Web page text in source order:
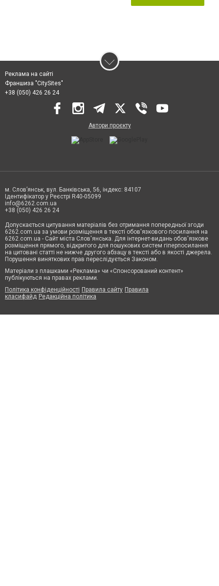
Реклама на сайті
Франшиза "CitySites"
+38 (050) 426 26 24
Автори проєкту
м. Слов’янськ, вул. Банківська, 56, індекс: 84107
Ідентифікатор у Реєстрі R40-05099
info@6262.com.ua
+38 (050) 426 26 24
Допускається цитування матеріалів без отримання попередньої згоди
6262.com.ua за умови розміщення в тексті обов'язкового посилання на
6262.com.ua - Сайт міста Слов'янська. Для інтернет-видань обов'язкове
розміщення прямого, відкритого для пошукових систем гіперпосилання
на цитовані статті не нижче другого абзацу в тексті або в якості джерела.
Порушення виняткових прав переслідується Законом.
Матеріали з плашками «Реклама» чи «Спонсорований контент»
публікуються на правах реклами.
Політика конфіденційності Правила сайту Правила
класифайд Редакційна політика